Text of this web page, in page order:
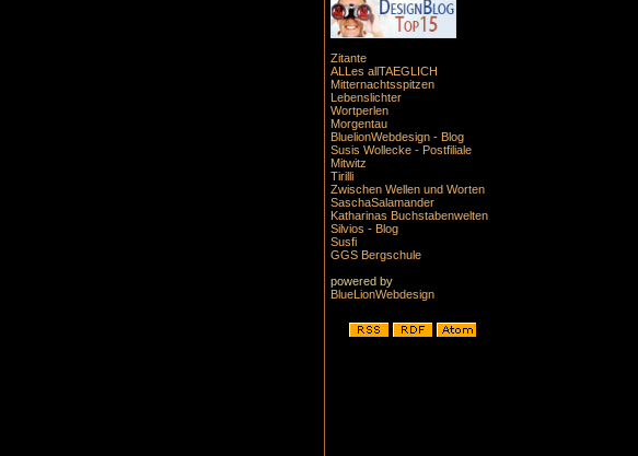
Zitante
ALLes allTAEGLICH
Mitternachtsspitzen
Lebenslichter
Wortperlen
Morgentau
BluelionWebdesign - Blog
Susis Wollecke - Postfiliale
Mitwitz
Tirilli
Zwischen Wellen und Worten
SaschaSalamander
Katharinas Buchstabenwelten
Silvios - Blog
Susfi
GGS Bergschule
powered by
BlueLionWebdesign